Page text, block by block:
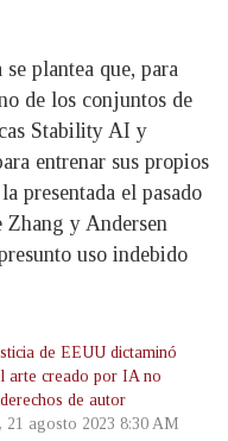
plantea que, para
de los conjuntos de
Stability AI y
entrenar sus propios
presentada el pasado
Zhang y Andersen
uso indebido
de EEUU dictaminó
arte creado por IA no
de autor
21 agosto 2023 8:30 AM